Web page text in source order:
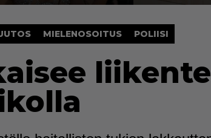
MIELENOSOITUS POLIISI